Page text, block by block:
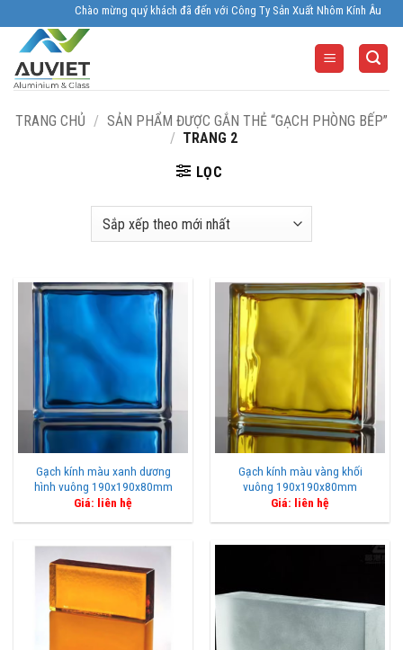
to
content
Chào mừng quý khách đã đến với Công Ty Sản Xuất Nhôm Kính Âu Viêt.
TRANG CHỦ / SẢN PHẨM ĐƯỢC GẮN THẺ “GẠCH PHÒNG BẾP”
/ TRANG 2
LỌC
Gạch kính màu xanh dương
hình vuông 190x190x80mm
Giá: liên hệ
Gạch kính màu vàng khối
vuông 190x190x80mm
Giá: liên hệ